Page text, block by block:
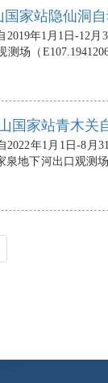
、5cm、10cm、
、5cm、10cm、
）依次埋设在地下
，埋在地下5 cm
缺失，则由NAN标
国家站隐仙洞
2019年1月1日-12
测场（
空气温度、相对湿
向正南；光合有
、5cm、10cm、
、5cm、10cm、
）依次埋设在地下
，埋在地下5 cm
缺失，则由NAN标
国家站青木关
2022年1月1日-8月
泉地下河出口观测
自动气象站的空气
5 m处，朝向正南
在地下2cm、5cm
通量板（3块）依